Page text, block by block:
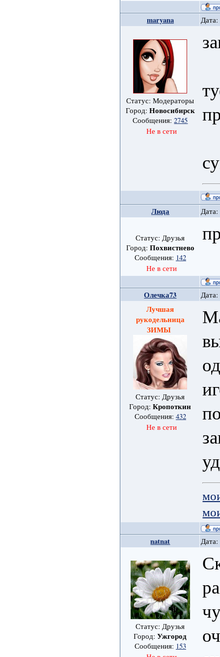
maryana
Статус: Модераторы
Город: Новосибирск
Сообщения:2745
Не в сети
Люда
Статус: Друзья
Город: Похвистнево
Сообщения: 142
Не в сети
Олечка73 Дата:
Лучшая
рукодельница
ЗИМЫ
Статус: Друзья
Город:Кропоткин
Сообщения: 432
Не в сети
natnat
Статус: Друзья
Город:Ужгород
Сообщения: 153